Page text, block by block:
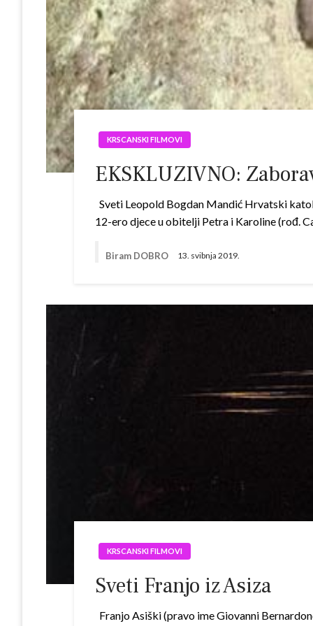
KRSCANSKI FILMOVI
EKSKLUZIVNO:
Sveti Leopold Bogdan Mandić Hrvatski
12-ero djece u obitelji Petra i Karoline (rođ.
Biram DOBRO 13. svibnja 2019.
KRSCANSKI FILMOVI
Sveti Franjo iz Asiza
Franjo Asiški (pravo ime Giovanni